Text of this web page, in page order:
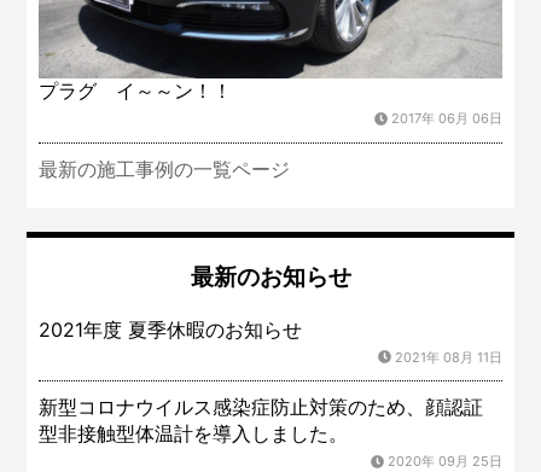
プラグ イ～～ン！！
2017年 06月 06日
最新の施工事例の一覧ページ
最新のお知らせ
2021年度 夏季休暇のお知らせ
2021年 08月 11日
新型コロナウイルス感染症防止対策のため、顔認証
型非接触型体温計を導入しました。
2020年 09月 25日